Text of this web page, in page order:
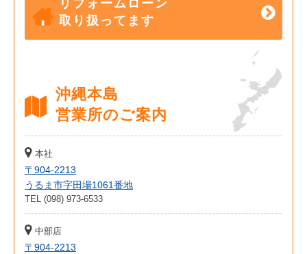
リフォームローン
取り扱ってます
沖縄本島
営業所のご案内
本社
〒904-2213
うるま市字田場1061番地
TEL (098) 973-6533
中部店
〒904-2213